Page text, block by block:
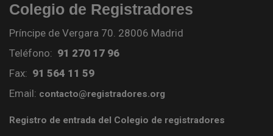
Colegio de Registradores
Príncipe de Vergara 70. 28006 Madrid
Teléfono: 91 270 17 96
Fax: 91 564 11 59
Email: contacto@registradores.org
Registro de entrada del Colegio de registradores